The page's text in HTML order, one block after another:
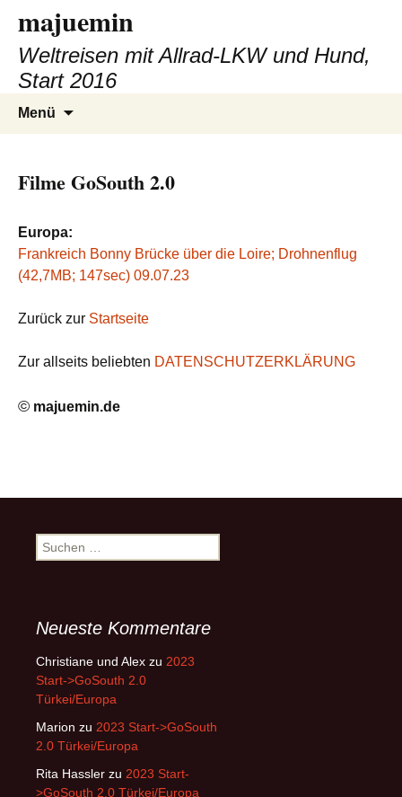
Inhalt
springen
majuemin
Weltreisen mit Allrad-LKW und Hund,
Start 2016
Menü
Filme GoSouth 2.0
Europa:
Frankreich Bonny Brücke über die Loire; Drohnenflug
(42,7MB; 147sec) 09.07.23
Zurück zur Startseite
Zur allseits beliebten DATENSCHUTZERKLÄRUNG
© majuemin.de
Suchen
nach:
Neueste Kommentare
Christiane und Alex zu 2023
Start->GoSouth 2.0
Türkei/Europa
Marion zu 2023 Start->GoSouth
2.0 Türkei/Europa
Rita Hassler zu 2023 Start-
>GoSouth 2.0 Türkei/Europa